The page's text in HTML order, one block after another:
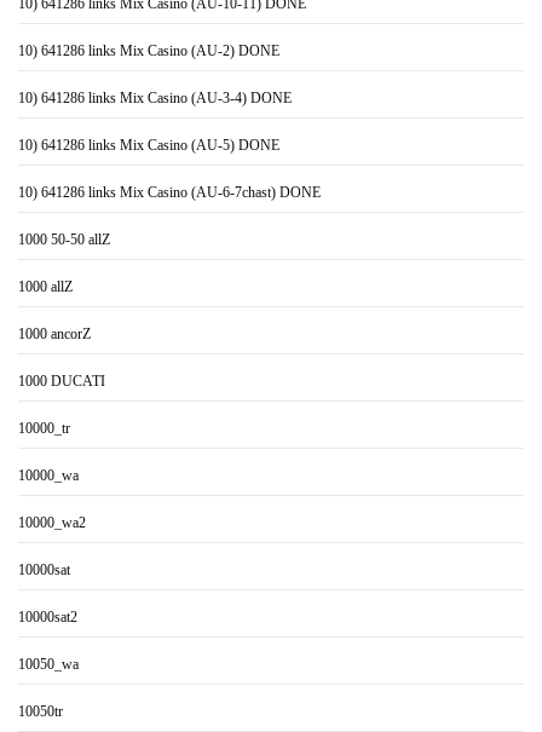
10) 641286 links Mix Casino (AU-10-11) DONE
10) 641286 links Mix Casino (AU-2) DONE
10) 641286 links Mix Casino (AU-3-4) DONE
10) 641286 links Mix Casino (AU-5) DONE
10) 641286 links Mix Casino (AU-6-7chast) DONE
1000 50-50 allZ
1000 allZ
1000 ancorZ
1000 DUCATI
10000_tr
10000_wa
10000_wa2
10000sat
10000sat2
10050_wa
10050tr